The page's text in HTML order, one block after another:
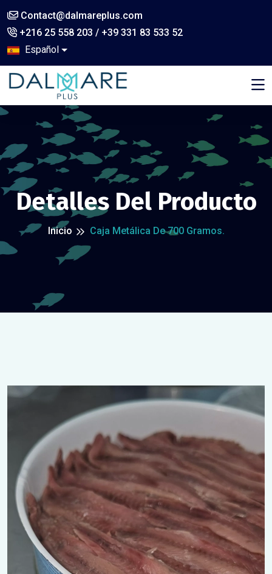
Contact@dalmareplus.com
+216 25 558 203 / +39 331 83 533 52
Español
,
Detalles Del Producto
Inicio Caja Metálica De 700 Gramos.